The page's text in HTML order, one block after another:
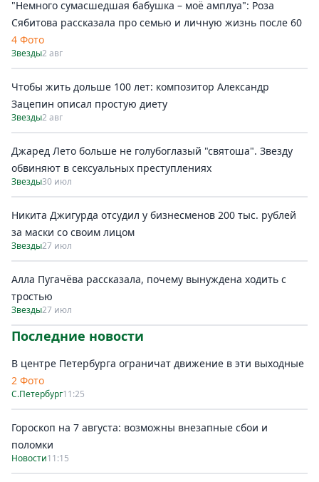
"Немного сумасшедшая бабушка – моё амплуа": Роза
Сябитова рассказала про семью и личную жизнь после 60
4 Фото
Звезды2 авг
Чтобы жить дольше 100 лет: композитор Александр
Зацепин описал простую диету
Звезды2 авг
Джаред Лето больше не голубоглазый "святоша". Звезду
обвиняют в сексуальных преступлениях
Звезды30 июл
Никита Джигурда отсудил у бизнесменов 200 тыс. рублей
за маски со своим лицом
Звезды27 июл
Алла Пугачёва рассказала, почему вынуждена ходить с
тростью
Звезды27 июл
Последние новости
В центре Петербурга ограничат движение в эти выходные
2 Фото
С.Петербург11:25
Гороскоп на 7 августа: возможны внезапные сбои и
поломки
Новости11:15